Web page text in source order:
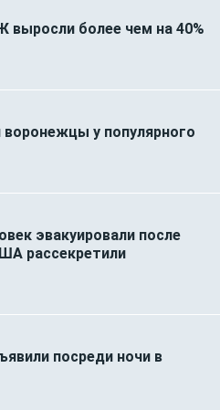
выросли более чем на 40%
у популярного
эвакуировали после
рассекретили
посреди ночи в